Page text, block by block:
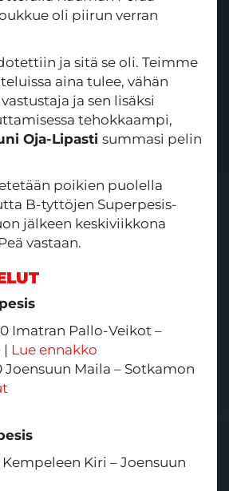
oli piirun verran
ja sitä se oli. Teimme
aina tulee, vähän
ja sen lisäksi
tehokkaampi,
Oja-Lipasti summasi pelin
poikien puolella
B-tyttöjen Superpesis-
jälkeen keskiviikkona
vastaan.
Imatran Pallo-Veikot –
| Lue ennakko
Joensuun Maila – Sotkamon
Kempeleen Kiri – Joensuun